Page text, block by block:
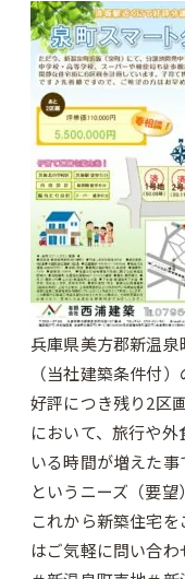
兵庫県美方郡新温
（当社建築条件付）
好評につき残り2区
において、旅行や
いる時間が増えた
というニーズ（要望
これから新築住宅
はご気軽に問い合わ